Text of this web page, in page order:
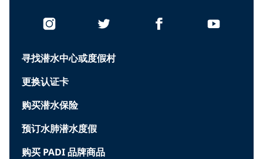
寻找潜水中心或度假村
更换认证卡
购买潜水保险
预订水肺潜水度假
购买 PADI 品牌商品